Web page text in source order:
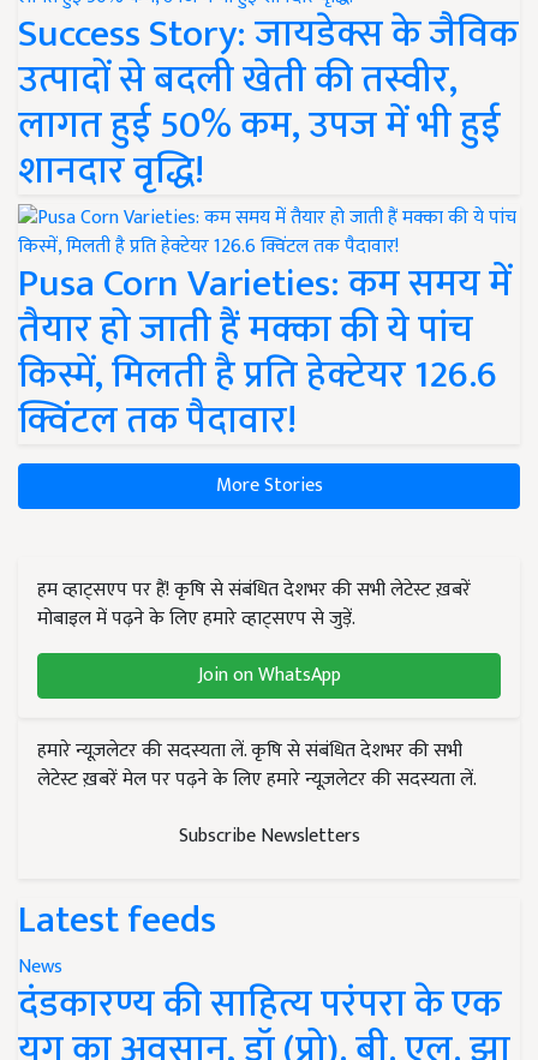
Success Story: जायडेक्स के जैविक
उत्पादों से बदली खेती की तस्वीर,
लागत हुई 50% कम, उपज में भी हुई
शानदार वृद्धि!
Pusa Corn Varieties: कम समय में
तैयार हो जाती हैं मक्का की ये पांच
किस्में, मिलती है प्रति हेक्टेयर 126.6
क्विंटल तक पैदावार!
More Stories
हम व्हाट्सएप पर हैं! कृषि से संबंधित देशभर की सभी लेटेस्ट ख़बरें
मोबाइल में पढ़ने के लिए हमारे व्हाट्सएप से जुड़ें.
Join on WhatsApp
हमारे न्यूज़लेटर की सदस्यता लें. कृषि से संबंधित देशभर की सभी
लेटेस्ट ख़बरें मेल पर पढ़ने के लिए हमारे न्यूज़लेटर की सदस्यता लें.
Subscribe Newsletters
Latest feeds
News
दंडकारण्य की साहित्य परंपरा के एक